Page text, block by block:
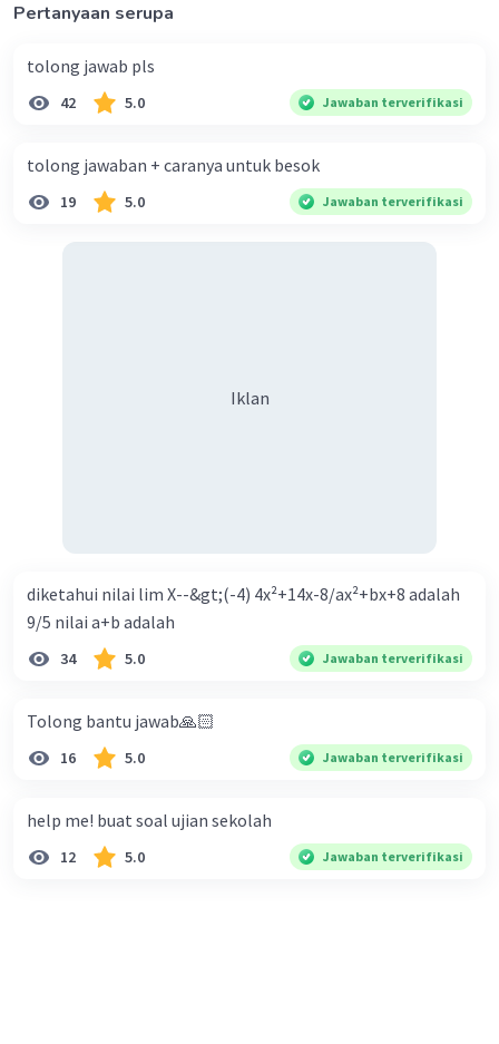
Pertanyaan serupa
tolong jawab pls
42 5.0 Jawaban terverifikasi
tolong jawaban + caranya untuk besok
19 5.0 Jawaban terverifikasi
Iklan
diketahui nilai lim X--&gt;(-4) 4x²+14x-8/ax²+bx+8 adalah
9/5 nilai a+b adalah
34 5.0 Jawaban terverifikasi
Tolong bantu jawab🙏🏻
16 5.0 Jawaban terverifikasi
help me! buat soal ujian sekolah
12 5.0 Jawaban terverifikasi